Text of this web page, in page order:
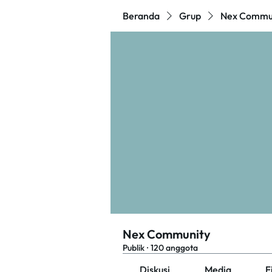
Beranda Grup Nex
Nex Community
Publik · 120 anggota
Diskusi Media